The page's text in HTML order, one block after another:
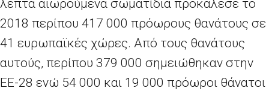
λεπτά αιωρούμενα σωματίδια προκάλεσε το
2018 περίπου 417 000 πρόωρους θανάτους σε
41 ευρωπαϊκές χώρες. Από τους θανάτους
αυτούς, περίπου 379 000 σημειώθηκαν στην
ΕΕ-28 ενώ 54 000 και 19 000 πρόωροι θάνατοι